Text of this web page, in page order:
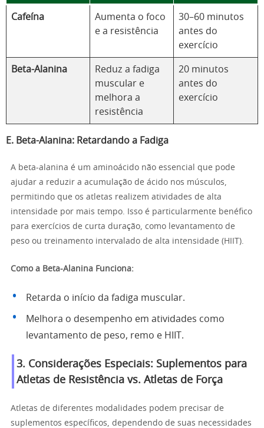
Cafeína
Aumenta o foco
e a resistência
30–60 minutos
antes do
exercício
Beta-Alanina
Reduz a fadiga
muscular e
melhora a
resistência
20 minutos
antes do
exercício
E. Beta-Alanina: Retardando a Fadiga
A beta-alanina é um aminoácido não essencial que pode
ajudar a reduzir a acumulação de ácido nos músculos,
permitindo que os atletas realizem atividades de alta
intensidade por mais tempo. Isso é particularmente benéfico
para exercícios de curta duração, como levantamento de
peso ou treinamento intervalado de alta intensidade (HIIT).
Como a Beta-Alanina Funciona:
Retarda o início da fadiga muscular.
Melhora o desempenho em atividades como
levantamento de peso, remo e HIIT.
3. Considerações Especiais: Suplementos para
Atletas de Resistência vs. Atletas de Força
Atletas de diferentes modalidades podem precisar de
suplementos específicos, dependendo de suas necessidades